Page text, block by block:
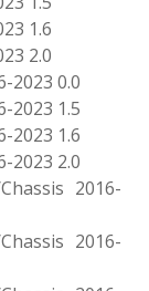
1.6
2.0
2023 0.0
2023 1.5
2023 1.6
2023 2.0
2016-
2016-